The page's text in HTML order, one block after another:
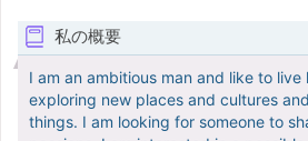
私の概要
I am an ambitious man and like to
exploring new places and cultures
things. I am looking for someone to